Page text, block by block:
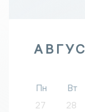
Пн Вт
27
28